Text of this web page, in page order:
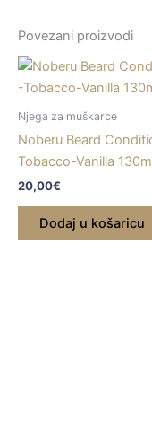
Povezani proizvodi
Njega za muškarce
Noberu Beard
Tobacco-Vanilla
20,00€
Dodaj u košaricu